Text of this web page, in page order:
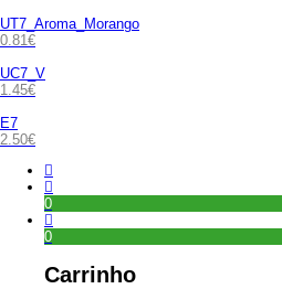
UT7_Aroma_Morango
0.81€
UC7_V
1.45€
E7
2.50€
0
0
Carrinho